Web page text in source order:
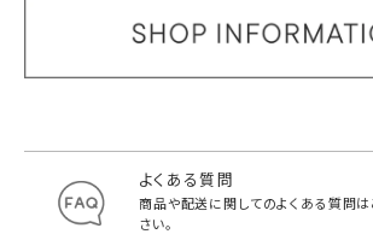
よくある質問
商品や配送に関してのよくある質問は
さい。